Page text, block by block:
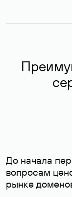
До начала
вопросам
рынке